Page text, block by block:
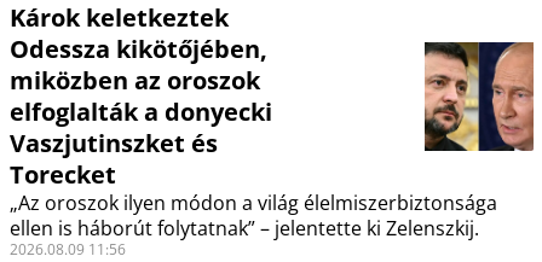
Károk keletkeztek
Odessza kikötőjében,
miközben az oroszok
elfoglalták a donyecki
Vaszjutinszket és
Torecket
„Az oroszok ilyen módon a világ élelmiszerbiztonsága
ellen is háborút folytatnak” – jelentette ki Zelenszkij.
2026.08.09 11:56